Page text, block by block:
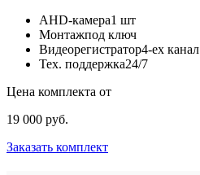
AHD-камера1 шт
Монтажпод ключ
Видеорегистратор4-ех канал
Тех. поддержка24/7
Цена комплекта от
19 000 руб.
Заказать комплект